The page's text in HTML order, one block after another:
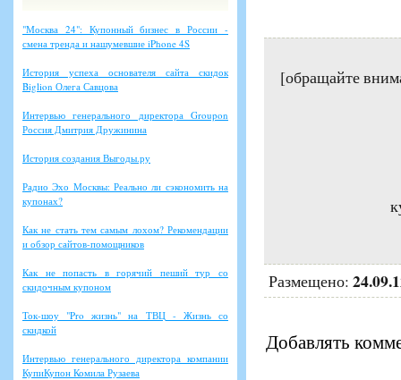
"Москва 24": Купонный бизнес в России -
смена тренда и нашумевшие iPhone 4S
История успеха основателя сайта скидок
Biglion Олега Савцова
Интервью генерального директора Groupon
Россия Дмитрия Дружинина
История создания Выгоды.ру
Радио Эхо Москвы: Реально ли сэкономить на
купонах?
Как не стать тем самым лохом? Рекомендации
и обзор сайтов-помощников
Как не попасть в горячий пеший тур со
скидочным купоном
Ток-шоу "Pro жизнь" на ТВЦ - Жизнь со
скидкой
Интервью генерального директора компании
КупиКупон Комила Рузаева
[обращайте
Размещено:
Добавлять